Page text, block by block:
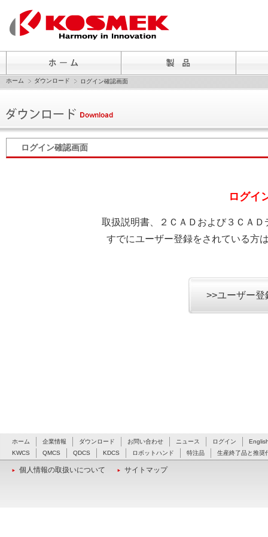
ホーム ダウンロード ログイン確認画面
ログイン確認画面
ログイ
取扱説明書、２ＣＡＤおよび３ＣＡ
すでにユーザー登録をされている方
>>ユーザー
ホーム 企業情報 ダウンロード お問い合わせ ニュース ログイン
KWCS
QMCS QDCS KDCS ロボットハンド 特注品 生産終了品と推奨
個人情報の取扱いについて サイトマップ